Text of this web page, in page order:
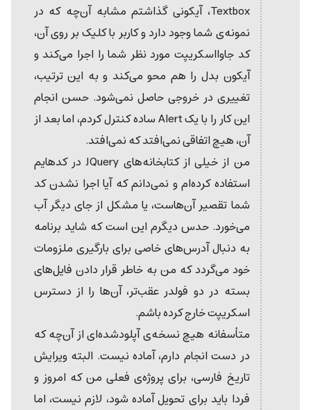
Textbox، آیکونی گذاشتم مشابه آن‌چه که در
نمونه‌ی شما وجود دارد و کاربر با کلیک بر روی آن،
کد جاوااسکریپت مورد نظر شما را اجرا می‌کند و
آیکون بدل را هم محو می‌کند و به این ترتیب،
تغییری در خروجی حاصل نمی‌شود. حسن انجام
این کار را با یک Alert ساده کنترل کردم، اما بعد از
آن، هیچ اتفاقی نمی‌افتد که نمی‌افتد.
من از خیلی از کتابخانه‌های JQuery در کدهایم
استفاده کرده‌ام و نمی‌دانم که آیا اجرا نشدن کد
شما تقصیر آن‌هاست، یا مشکل از جای دیگر آب
می‌خورد. حدس دیگرم این است که شاید برنامه
به دنبال آدرس‌های خاصی برای بارگیری ملزومات
خود می‌گردد که من به خاطر قرار دادن فایل‌های
بسته در دو فولدر عقب‌تر، آن‌ها را از دسترس
اسکریپت خارج کرده باشم.
متأسفانه هیچ نسخه‌ی آپلودشده‌ای از آن‌چه که
در دست انجام دارم، آماده نیست. البته ویرایش
تاریخ فارسی، برای پروژه‌ی فعلی من که امروز و
فردا باید برای تحویل آماده شود، لازم نیست، اما